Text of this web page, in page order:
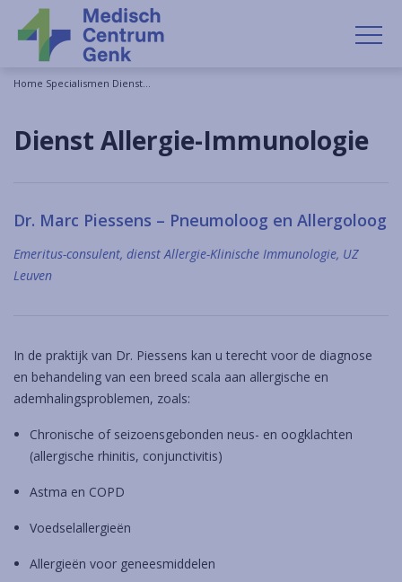
Home Specialismen Dienst…
Dienst Allergie-Immunologie
Dr. Marc Piessens – Pneumoloog en Allergoloog
Emeritus-consulent, dienst Allergie-Klinische Immunologie, UZ
Leuven
In de praktijk van Dr. Piessens kan u terecht voor de diagnose
en behandeling van een breed scala aan allergische en
ademhalingsproblemen, zoals:
Chronische of seizoensgebonden neus- en oogklachten
(allergische rhinitis, conjunctivitis)
Astma en COPD
Voedselallergieën
Allergieën voor geneesmiddelen